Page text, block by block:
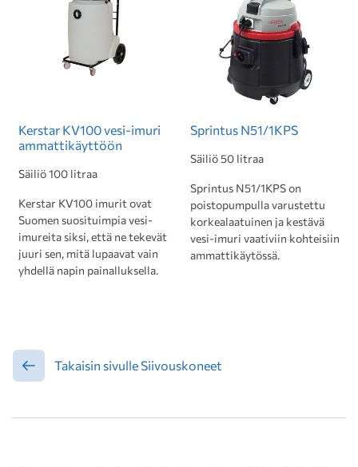
Kerstar KV100 vesi-imuri
ammattikäyttöön
Säiliö 100 litraa
Kerstar KV100 imurit ovat
Suomen suosituimpia vesi-
imureita siksi, että ne tekevät
juuri sen, mitä lupaavat vain
yhdellä napin painalluksella.
Sprintus N51/1KPS
Säiliö 50 litraa
Sprintus N51/1KPS on
poistopumpulla varustettu
korkealaatuinen ja kestävä
vesi-imuri vaativiin kohteisiin
ammattikäytössä.
Takaisin sivulle Siivouskoneet